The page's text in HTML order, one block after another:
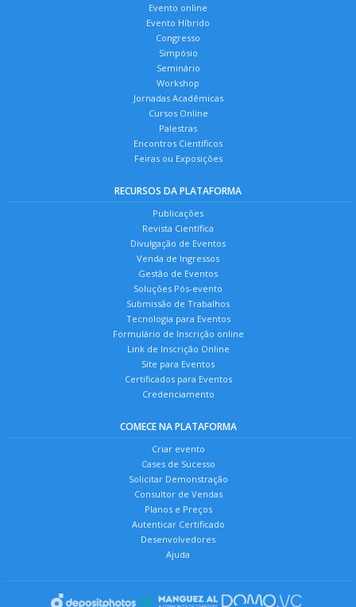
Evento online
Evento Híbrido
Congresso
Simpósio
Seminário
Workshop
Jornadas Acadêmicas
Cursos Online
Palestras
Encontros Científicos
Feiras ou Exposições
RECURSOS DA PLATAFORMA
Publicações
Revista Científica
Divulgação de Eventos
Venda de Ingressos
Gestão de Eventos
Soluções Pós-evento
Submissão de Trabalhos
Tecnologia para Eventos
Formulário de Inscrição online
Link de Inscrição Online
Site para Eventos
Certificados para Eventos
Credenciamento
COMECE NA PLATAFORMA
Criar evento
Cases de Sucesso
Solicitar Demonstração
Consultor de Vendas
Planos e Preços
Autenticar Certificado
Desenvolvedores
Ajuda